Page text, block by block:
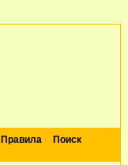
Правила
Поиск